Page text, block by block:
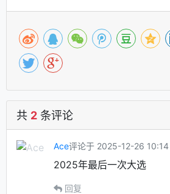
共 2 条评论
Ace评论于 2025-12-26 10:14
2025年最后一次大选
回复